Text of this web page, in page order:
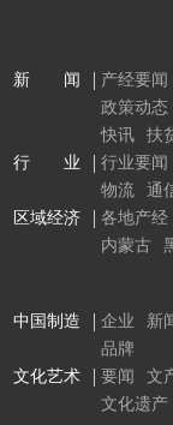
新 闻
产经要闻
政策动态
快讯
扶
行 业
行业要闻
物流
通
区域经济
各地产经
内蒙古
中国制造 企业 新
品牌
文化艺术
要闻 文
文化遗产